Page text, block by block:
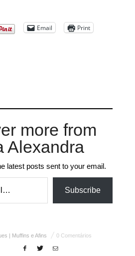
Email Print
more from
Alexandra
latest posts sent to your email.
Subscribe
| Muffins e Afins 0 Comentários